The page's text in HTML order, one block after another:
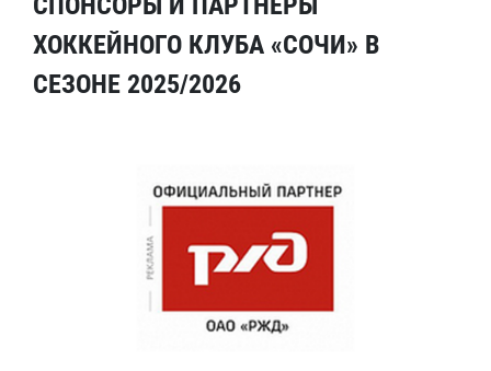
ХОККЕЙНОГО КЛУБА «СОЧИ» В
СЕЗОНЕ 2025/2026